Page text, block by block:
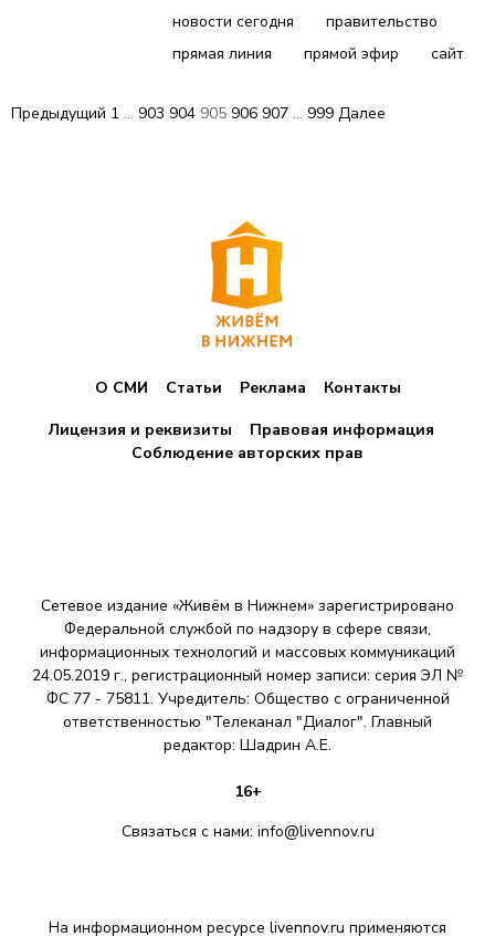
новости сегодня
правительство
прямая линия
прямой эфир сайт
П
Предыдущий 1 … 903 904 905 906 907 … 999 Далее
О СМИ Статьи Реклама
Контакты
Лицензия и реквизиты
Правовая информация
Соблюдение авторских прав
Сетевое издание «Живём в Нижнем» зарегистрировано
Федеральной службой по надзору в сфере связи,
информационных технологий и массовых коммуникаций
24.05.2019 г., регистрационный номер записи: серия ЭЛ №
ФС 77 - 75811. Учредитель: Общество с ограниченной
ответственностью "Телеканал "Диалог". Главный
редактор: Шадрин A.E.
16+
Связаться с нами: info@livennov.ru
На информационном ресурсе livennov.ru применяются